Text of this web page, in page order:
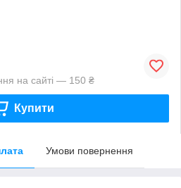
на сайті — 150 ₴
Купити
Умови повернення